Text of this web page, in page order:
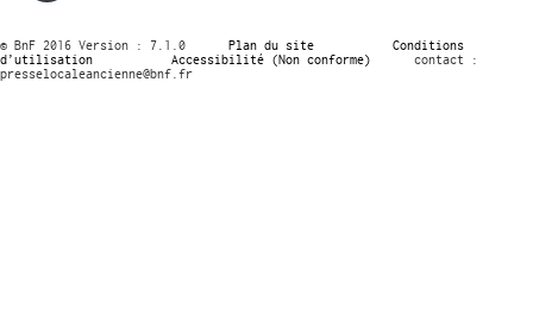
© BnF 2016 Version : 7.1.0 Plan du site
Conditions
d’utilisation
Accessibilité (Non conforme)
contact :
presselocaleancienne@bnf.fr